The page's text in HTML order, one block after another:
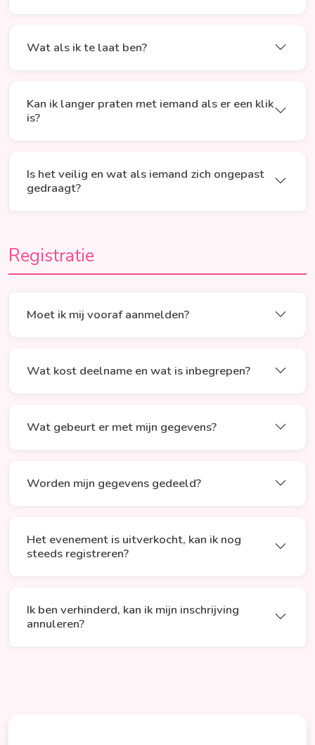
Wat als ik te laat ben?
Kan ik langer praten met iemand als er een klik
is?
Is het veilig en wat als iemand zich ongepast
gedraagt?
Registratie
Moet ik mij vooraf aanmelden?
Wat kost deelname en wat is inbegrepen?
Wat gebeurt er met mijn gegevens?
Worden mijn gegevens gedeeld?
Het evenement is uitverkocht, kan ik nog
steeds registreren?
Ik ben verhinderd, kan ik mijn inschrijving
annuleren?